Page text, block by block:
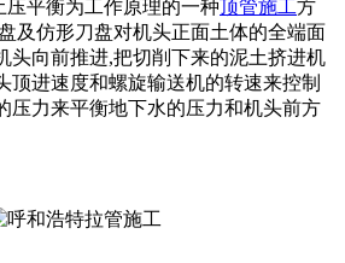
平衡为工作原理的一种顶管施工方
及仿形刀盘对机头正面土体的全端面
头向前推进,把切削下来的泥土挤进机
顶进速度和螺旋输送机的转速来控制
压力来平衡地下水的压力和机头前方